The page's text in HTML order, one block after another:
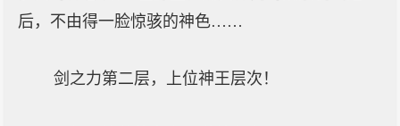
后，不由得一脸惊骇的神色……
剑之力第二层，上位神王层次！